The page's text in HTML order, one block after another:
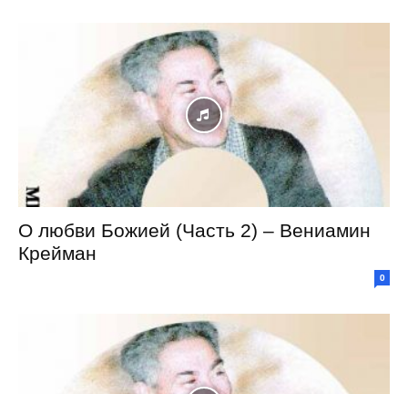
О любви Божией (Часть 2) – Вениамин
Крейман
0